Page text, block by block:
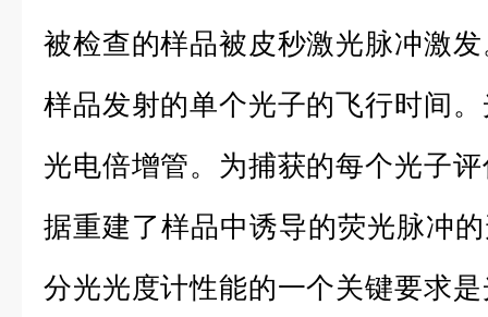
被检查的样品被皮秒激光脉冲激
样品发射的单个光子的飞行时间
光电倍增管。为捕获的每个光子
据重建了样品中诱导的荧光脉冲
分光光度计性能的一个关键要求